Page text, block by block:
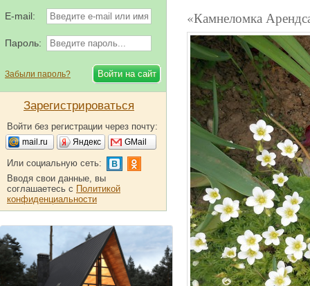
«Камнеломка
E-mail:
Пароль:
Забыли пароль?
Зарегистрироваться
Войти без регистрации через почту:
mail.ru Яндекс GMail
Или социальную сеть:
Вводя свои данные, вы
соглашаетесь с Политикой
конфиденциальности